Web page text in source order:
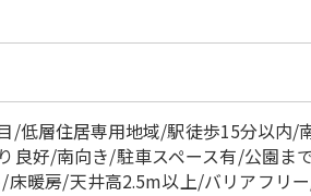
/低層住居専用地域/駅徒歩15分以内
良好/南向き/駐車スペース有/公園ま
暖房/天井高2.5m以上/バリアフリ